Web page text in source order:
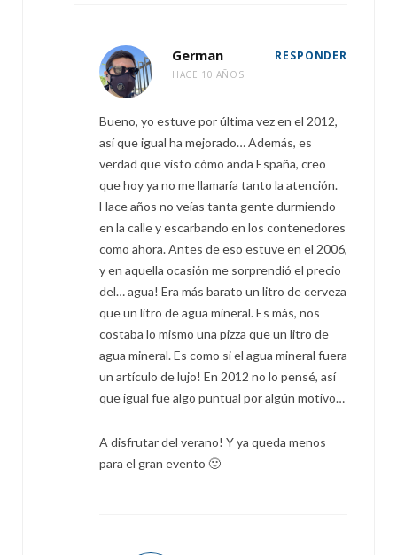
German
HACE 10 AÑOS
RESPONDER
Bueno, yo estuve por última vez en el 2012,
así que igual ha mejorado… Además, es
verdad que visto cómo anda España, creo
que hoy ya no me llamaría tanto la atención.
Hace años no veías tanta gente durmiendo
en la calle y escarbando en los contenedores
como ahora. Antes de eso estuve en el 2006,
y en aquella ocasión me sorprendió el precio
del… agua! Era más barato un litro de cerveza
que un litro de agua mineral. Es más, nos
costaba lo mismo una pizza que un litro de
agua mineral. Es como si el agua mineral fuera
un artículo de lujo! En 2012 no lo pensé, así
que igual fue algo puntual por algún motivo…
A disfrutar del verano! Y ya queda menos
para el gran evento 🙂